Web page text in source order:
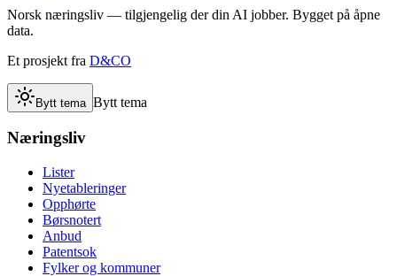
Norsk næringsliv — tilgjengelig der din AI jobber. Bygget på åpne
data.
Et prosjekt fra D&CO
Bytt tema Bytt tema
Næringsliv
Lister
Nyetableringer
Opphørte
Børsnotert
Anbud
Patentsok
Fylker og kommuner